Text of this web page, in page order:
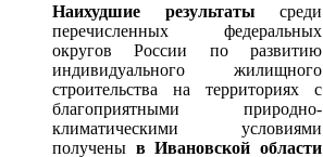
Наихудшие результаты среди
перечисленных федеральных
округов России по развитию
индивидуального жилищного
строительства на территориях с
благоприятными природно-
климатическими условиями
получены в Ивановской области